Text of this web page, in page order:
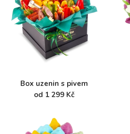
Box uzenin s pivem
od 1 299 Kč